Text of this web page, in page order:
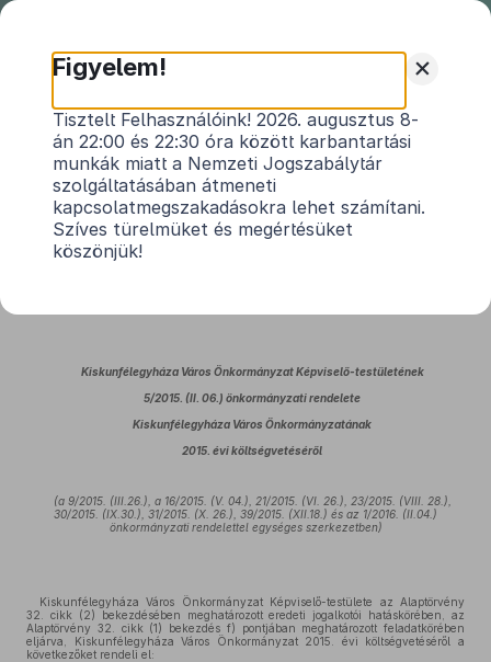
Kiskunfélegyháza Város
Önkormányzat Képviselő-
testületének 5/2015.(II.6.)
önkormányzati rendelete
Kiskunfélegyháza Város Önkormányzatának
2015. évi költségvetéséről
Kiskunfélegyháza Város Önkormányzat Képviselő-testületének
5/2015. (II. 06.) önkormányzati rendelete
Kiskunfélegyháza Város Önkormányzatának
2015. évi költségvetéséről
(a 9/2015. (III.26.), a 16/2015. (V. 04.), 21/2015. (VI. 26.), 23/2015. (VIII. 28.),
30/2015. (IX.30.), 31/2015. (X. 26.), 39/2015. (XII.18.) és az 1/2016. (II.04.)
önkormányzati rendelettel egységes szerkezetben)
Kiskunfélegyháza Város Önkormányzat Képviselő-testülete az Alaptörvény
32. cikk (2) bekezdésében meghatározott eredeti jogalkotói hatáskörében, az
Alaptörvény 32. cikk (1) bekezdés f) pontjában meghatározott feladatkörében
eljárva, Kiskunfélegyháza Város Önkormányzat 2015. évi költségvetéséről a
következőket rendeli el:
+
Figyelem!
Tisztelt Felhasználóink! 2026. augusztus 8-
án 22:00 és 22:30 óra között karbantartási
munkák miatt a Nemzeti Jogszabálytár
szolgáltatásában átmeneti
kapcsolatmegszakadásokra lehet számítani.
Szíves türelmüket és megértésüket
köszönjük!